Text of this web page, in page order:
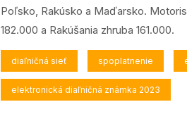
Poľsko, Rakúsko a Maďarsko.
182.000 a Rakúšania zhruba 161.000.
diaľničná sieť spoplatnenie
elektronická diaľničná známka 2023